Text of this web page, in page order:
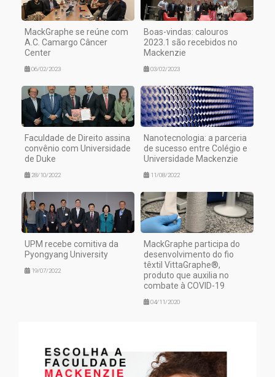
MackGraphe se reúne com
A.C. Camargo Câncer
Center
06/02/2023
Boas-vindas: calouros
2023.1 são recebidos no
Mackenzie
03/02/2023
Faculdade de Direito assina
convênio com Universidade
de Duke
28/10/2022
Nanotecnologia: a parceria
de sucesso entre Colégio e
Universidade Mackenzie
11/08/2022
UPM recebe comitiva da
Pyongyang University
19/07/2022
MackGraphe participa do
desenvolvimento do fio
têxtil VittaGraphe®,
produto que auxilia no
combate à COVID-19
04/11/2020